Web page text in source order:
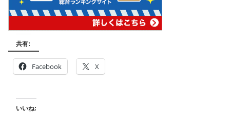
共有:
Facebook X
いいね: